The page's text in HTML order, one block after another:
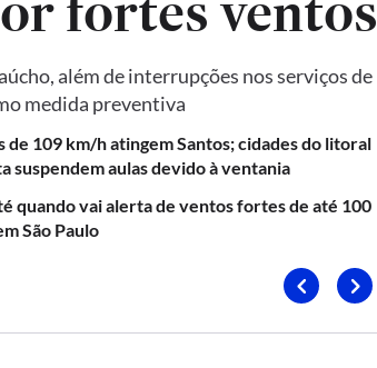
além de interrupções nos serviços de
medida preventiva
de 109 km/h atingem Santos; cidades do litoral
suspendem aulas devido à ventania
quando vai alerta de ventos fortes de até 100
São Paulo